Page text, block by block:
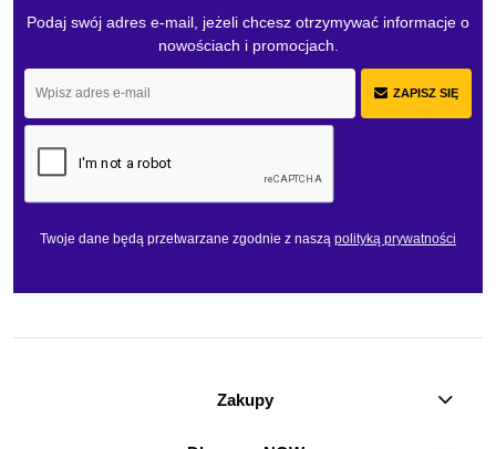
Podaj swój adres e-mail, jeżeli chcesz otrzymywać informacje o
nowościach i promocjach.
ZAPISZ SIĘ
Twoje dane będą przetwarzane zgodnie z naszą polityką prywatności
Zakupy